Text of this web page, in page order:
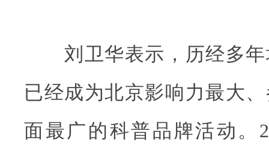
刘卫华表示，历经多年
已经成为北京影响力最大
面最广的科普品牌活动。